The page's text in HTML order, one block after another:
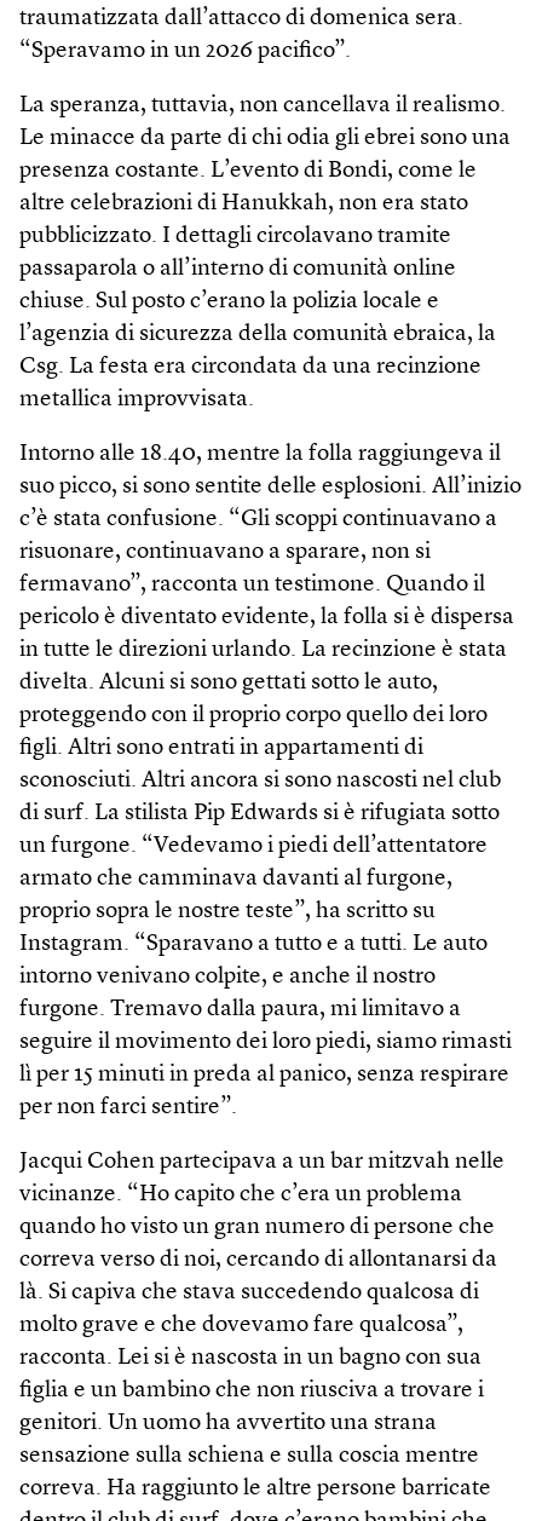
traumatizzata dall’attacco di domenica sera.
“Speravamo in un 2026 pacifico”.
La speranza, tuttavia, non cancellava il realismo.
Le minacce da parte di chi odia gli ebrei sono una
presenza costante. L’evento di Bondi, come le
altre celebrazioni di Hanukkah, non era stato
pubblicizzato. I dettagli circolavano tramite
passaparola o all’interno di comunità online
chiuse. Sul posto c’erano la polizia locale e
l’agenzia di sicurezza della comunità ebraica, la
Csg. La festa era circondata da una recinzione
metallica improvvisata.
Intorno alle 18.40, mentre la folla raggiungeva il
suo picco, si sono sentite delle esplosioni. All’inizio
c’è stata confusione. “Gli scoppi continuavano a
risuonare, continuavano a sparare, non si
fermavano”, racconta un testimone. Quando il
pericolo è diventato evidente, la folla si è dispersa
in tutte le direzioni urlando. La recinzione è stata
divelta. Alcuni si sono gettati sotto le auto,
proteggendo con il proprio corpo quello dei loro
figli. Altri sono entrati in appartamenti di
sconosciuti. Altri ancora si sono nascosti nel club
di surf. La stilista Pip Edwards si è rifugiata sotto
un furgone. “Vedevamo i piedi dell’attentatore
armato che camminava davanti al furgone,
proprio sopra le nostre teste”, ha scritto su
Instagram. “Sparavano a tutto e a tutti. Le auto
intorno venivano colpite, e anche il nostro
furgone. Tremavo dalla paura, mi limitavo a
seguire il movimento dei loro piedi, siamo rimasti
lì per 15 minuti in preda al panico, senza respirare
per non farci sen­tire”.
Jacqui Cohen partecipava a un bar mitzvah nelle
vicinanze. “Ho capito che c’era un problema
quando ho visto un gran numero di persone che
correva verso di noi, cercando di allontanarsi da
là. Si capiva che stava succedendo qualcosa di
molto grave e che dovevamo fare qualcosa”,
racconta. Lei si è nascosta in un bagno con sua
figlia e un bambino che non riusciva a trovare i
genitori. Un uomo ha avvertito una strana
sensazione sulla schiena e sulla coscia mentre
correva. Ha raggiunto le altre persone barricate